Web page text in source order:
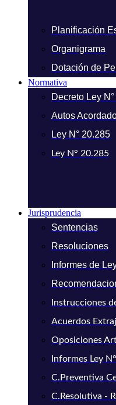
Planificación
Organigrama
Dotación de
Normativa
Decreto Ley N°
Autos
Ley N° 20.285
Ley N° 20.285
Jurisprudencia
Sentencias
Resoluciones
Informes de
Instrucciones
Acuerdos
Oposiciones
Informes Ley
C.Preventiva
C.Resolutiva -